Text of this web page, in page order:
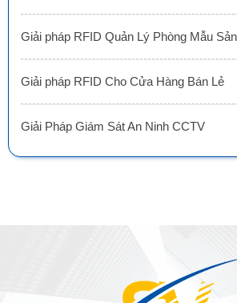
Giải pháp RFID Quản Lý Phòng Mẫu
Giải pháp RFID Cho Cửa Hàng Bán Lẻ
Giải Pháp Giám Sát An Ninh CCTV